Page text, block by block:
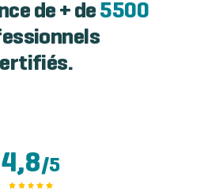
de + de 5500
4,8/5